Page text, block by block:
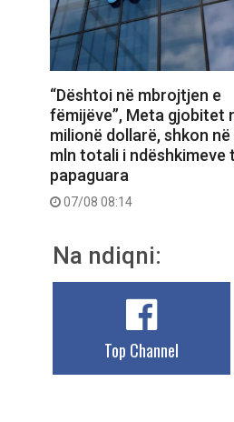
“Dështoi në mbrojtjen e
fëmijëve”, Meta gjobitet
milionë dollarë, shkon në
mln totali i ndëshkimeve
papaguara
07/08 08:14
Na ndiqni:
Top Channel